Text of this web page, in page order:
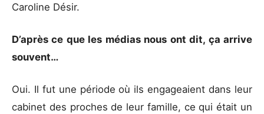
Caroline Désir.
D’après ce que les médias nous ont dit, ça arrive
souvent…
Oui. Il fut une période où ils engageaient dans leur
cabinet des proches de leur famille, ce qui était un